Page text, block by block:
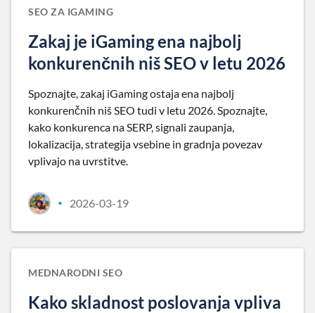
SEO ZA IGAMING
Zakaj je iGaming ena najbolj
konkurenčnih niš SEO v letu 2026
Spoznajte, zakaj iGaming ostaja ena najbolj
konkurenčnih niš SEO tudi v letu 2026. Spoznajte,
kako konkurenca na SERP, signali zaupanja,
lokalizacija, strategija vsebine in gradnja povezav
vplivajo na uvrstitve.
• 2026-03-19
MEDNARODNI SEO
Kako skladnost poslovanja vpliva